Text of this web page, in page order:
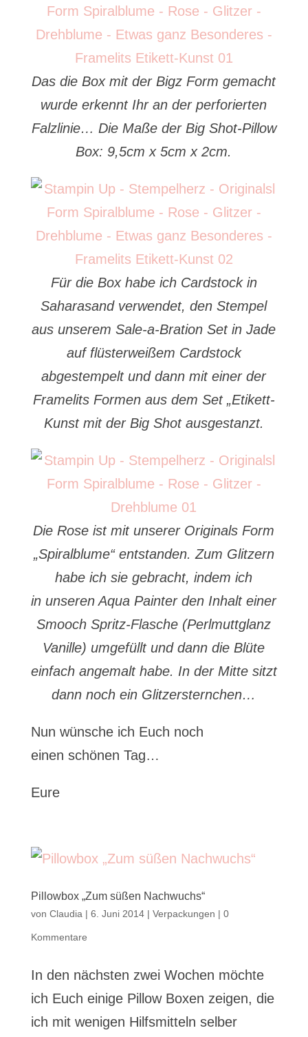
Das die Box mit der Bigz Form gemacht
wurde erkennt Ihr an der perforierten
Falzlinie… Die Maße der Big Shot-Pillow
Box: 9,5cm x 5cm x 2cm.
Für die Box habe ich Cardstock in
Saharasand verwendet, den Stempel
aus unserem Sale-a-Bration Set in Jade
auf flüsterweißem Cardstock
abgestempelt und dann mit einer der
Framelits Formen aus dem Set „Etikett-
Kunst mit der Big Shot ausgestanzt.
Die Rose ist mit unserer Originals Form
„Spiralblume“ entstanden. Zum Glitzern
habe ich sie gebracht, indem ich
in unseren Aqua Painter den Inhalt einer
Smooch Spritz-Flasche (Perlmuttglanz
Vanille) umgefüllt und dann die Blüte
einfach angemalt habe. In der Mitte sitzt
dann noch ein Glitzersternchen…
Nun wünsche ich Euch noch
einen schönen Tag…
Eure
Pillowbox „Zum süßen Nachwuchs“
von Claudia | 6. Juni 2014| Verpackungen | 0
Kommentare
In den nächsten zwei Wochen möchte
ich Euch einige Pillow Boxen zeigen, die
ich mit wenigen Hilfsmitteln selber